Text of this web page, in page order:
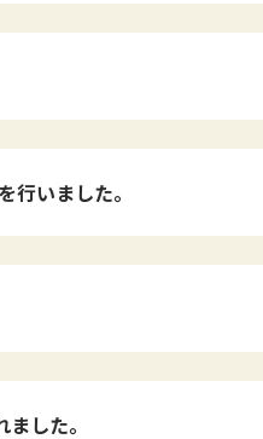
行いました。
した。